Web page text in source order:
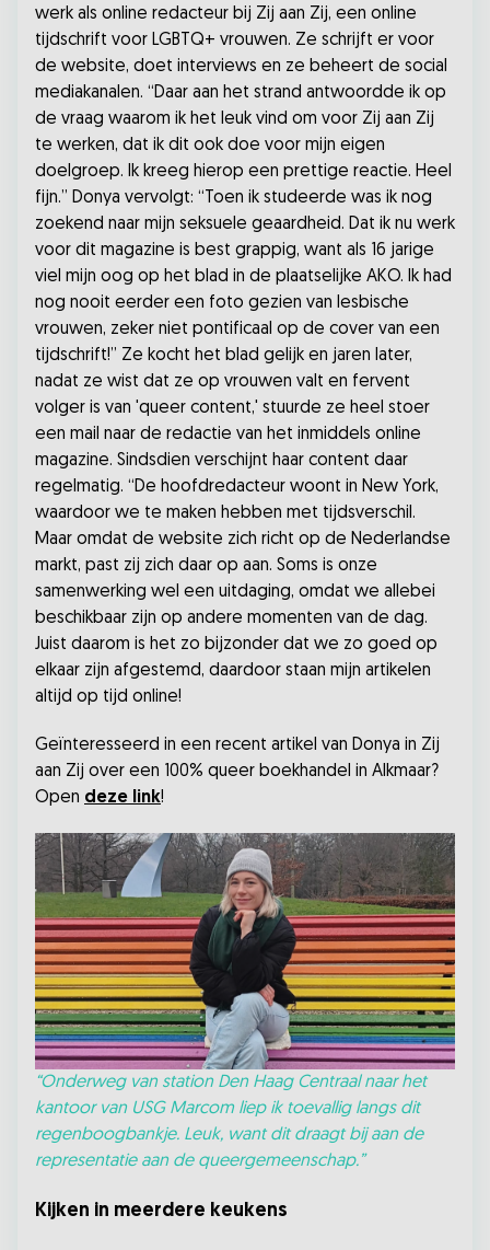
werk als online redacteur bij Zij aan Zij, een online
tijdschrift voor LGBTQ+ vrouwen. Ze schrijft er voor
de website, doet interviews en ze beheert de social
mediakanalen. “Daar aan het strand antwoordde ik op
de vraag waarom ik het leuk vind om voor Zij aan Zij
te werken, dat ik dit ook doe voor mijn eigen
doelgroep. Ik kreeg hierop een prettige reactie. Heel
fijn.” Donya vervolgt: “Toen ik studeerde was ik nog
zoekend naar mijn seksuele geaardheid. Dat ik nu werk
voor dit magazine is best grappig, want als 16 jarige
viel mijn oog op het blad in de plaatselijke AKO. Ik had
nog nooit eerder een foto gezien van lesbische
vrouwen, zeker niet pontificaal op de cover van een
tijdschrift!” Ze kocht het blad gelijk en jaren later,
nadat ze wist dat ze op vrouwen valt en fervent
volger is van 'queer content,' stuurde ze heel stoer
een mail naar de redactie van het inmiddels online
magazine. Sindsdien verschijnt haar content daar
regelmatig. “De hoofdredacteur woont in New York,
waardoor we te maken hebben met tijdsverschil.
Maar omdat de website zich richt op de Nederlandse
markt, past zij zich daar op aan. Soms is onze
samenwerking wel een uitdaging, omdat we allebei
beschikbaar zijn op andere momenten van de dag.
Juist daarom is het zo bijzonder dat we zo goed op
elkaar zijn afgestemd, daardoor staan mijn artikelen
altijd op tijd online!
Geïnteresseerd in een recent artikel van Donya in Zij
aan Zij over een 100% queer boekhandel in Alkmaar?
Open deze link!
“Onderweg van station Den Haag Centraal naar het
kantoor van USG Marcom liep ik toevallig langs dit
regenboogbankje. Leuk, want dit draagt bij aan de
representatie aan de queergemeenschap.”
Kijken in meerdere keukens